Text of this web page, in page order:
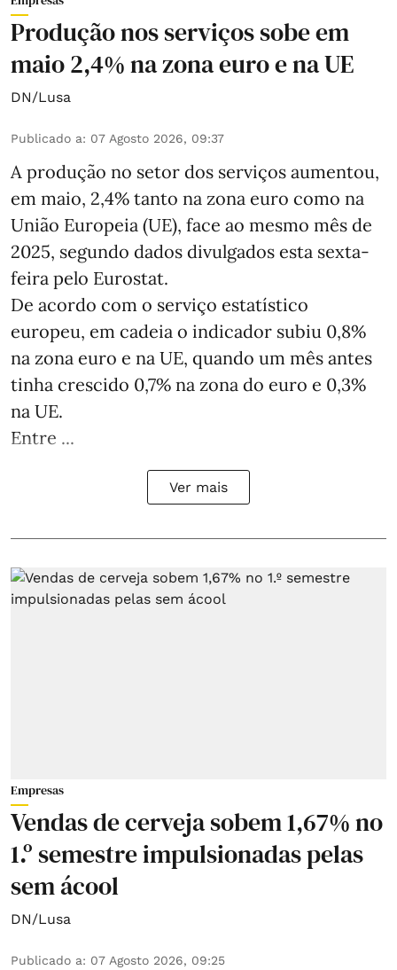
Produção nos serviços sobe em
maio 2,4% na zona euro e na UE
DN/Lusa
Publicado a: 07 Agosto 2026, 09:37
A produção no setor dos serviços aumentou,
em maio, 2,4% tanto na zona euro como na
União Europeia (UE), face ao mesmo mês de
2025, segundo dados divulgados esta sexta-
feira pelo Eurostat.
De acordo com o serviço estatístico
europeu, em cadeia o indicador subiu 0,8%
na zona euro e na UE, quando um mês antes
tinha crescido 0,7% na zona do euro e 0,3%
na UE.
Entre ...
Ver mais
Empresas
Vendas de cerveja sobem 1,67% no
1.º semestre impulsionadas pelas
sem ácool
DN/Lusa
Publicado a: 07 Agosto 2026, 09:25